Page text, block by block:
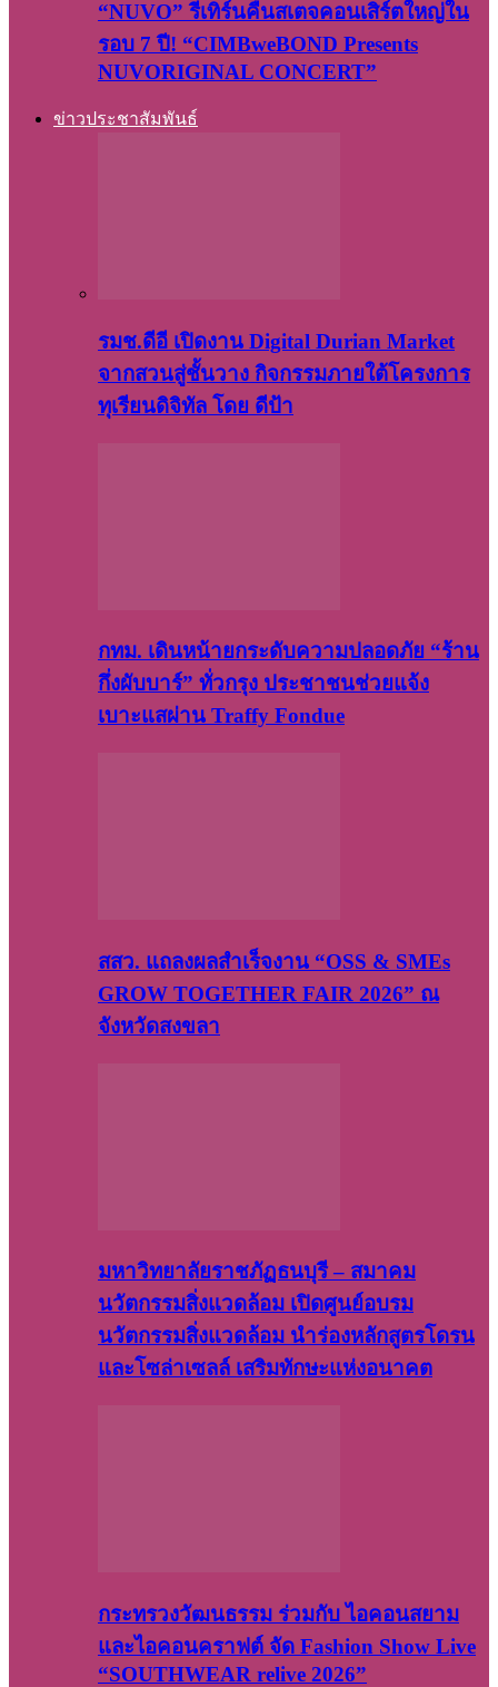
“NUVO” รีเทิร์นคืนสเตจคอนเสิร์ตใหญ่ใน
รอบ 7 ปี! “CIMBweBOND Presents
NUVORIGINAL CONCERT”
ข่าวประชาสัมพันธ์
รมช.ดีอี เปิดงาน Digital Durian Market
จากสวนสู่ชั้นวาง กิจกรรมภายใต้โครงการ
ทุเรียนดิจิทัล โดย ดีป้า
กทม. เดินหน้ายกระดับความปลอดภัย “ร้าน
กึ่งผับบาร์” ทั่วกรุง ประชาชนช่วยแจ้ง
เบาะแสผ่าน Traffy Fondue
สสว. แถลงผลสำเร็จงาน “OSS & SMEs
GROW TOGETHER FAIR 2026” ณ
จังหวัดสงขลา
มหาวิทยาลัยราชภัฏธนบุรี – สมาคม
นวัตกรรมสิ่งแวดล้อม เปิดศูนย์อบรม
นวัตกรรมสิ่งแวดล้อม นำร่องหลักสูตรโดรน
และโซล่าเซลล์ เสริมทักษะแห่งอนาคต
กระทรวงวัฒนธรรม ร่วมกับ ไอคอนสยาม
และไอคอนคราฟต์ จัด Fashion Show Live
“SOUTHWEAR relive 2026”